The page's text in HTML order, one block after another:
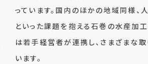
っています。国内のほかの地域同様、
といった課題を抱える石巻の水産加
は若手経営者が連携し、さまざまな
います。